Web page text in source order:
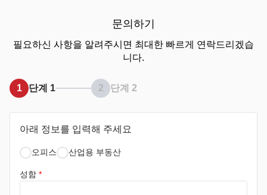
문의하기
필요하신 사항을 알려주시면 최대한 빠르게 연락드리겠습
니다.
1 단계 1 2 단계 2
아래 정보를 입력해 주세요
오피스 산업용 부동산
성함 *